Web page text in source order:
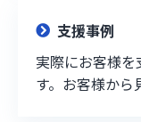
支援事例
実際にお客様
す。お客様から